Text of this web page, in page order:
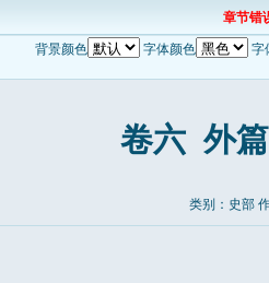
章节错
背景颜色 字体颜色 字
卷六 外
类别：史部